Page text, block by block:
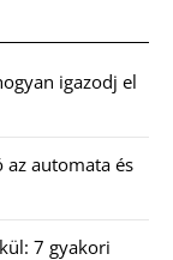
igazodj el
automata és
7 gyakori